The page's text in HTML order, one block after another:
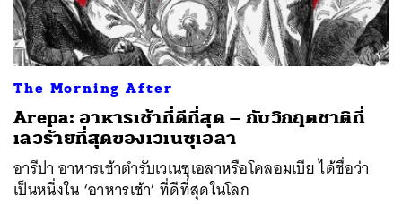
The Morning After
Arepa: อาหารเช้าที่ดีที่สุด – กับวิกฤตชาติที่
เลวร้ายที่สุดของเวเนซุเอลา
อารีปา อาหารเช้าตำรับเวเนซุเอลาหรือโคลอมเบีย ได้ชื่อว่า
เป็นหนึ่งใน ‘อาหารเช้า’ ที่ดีที่สุดในโลก